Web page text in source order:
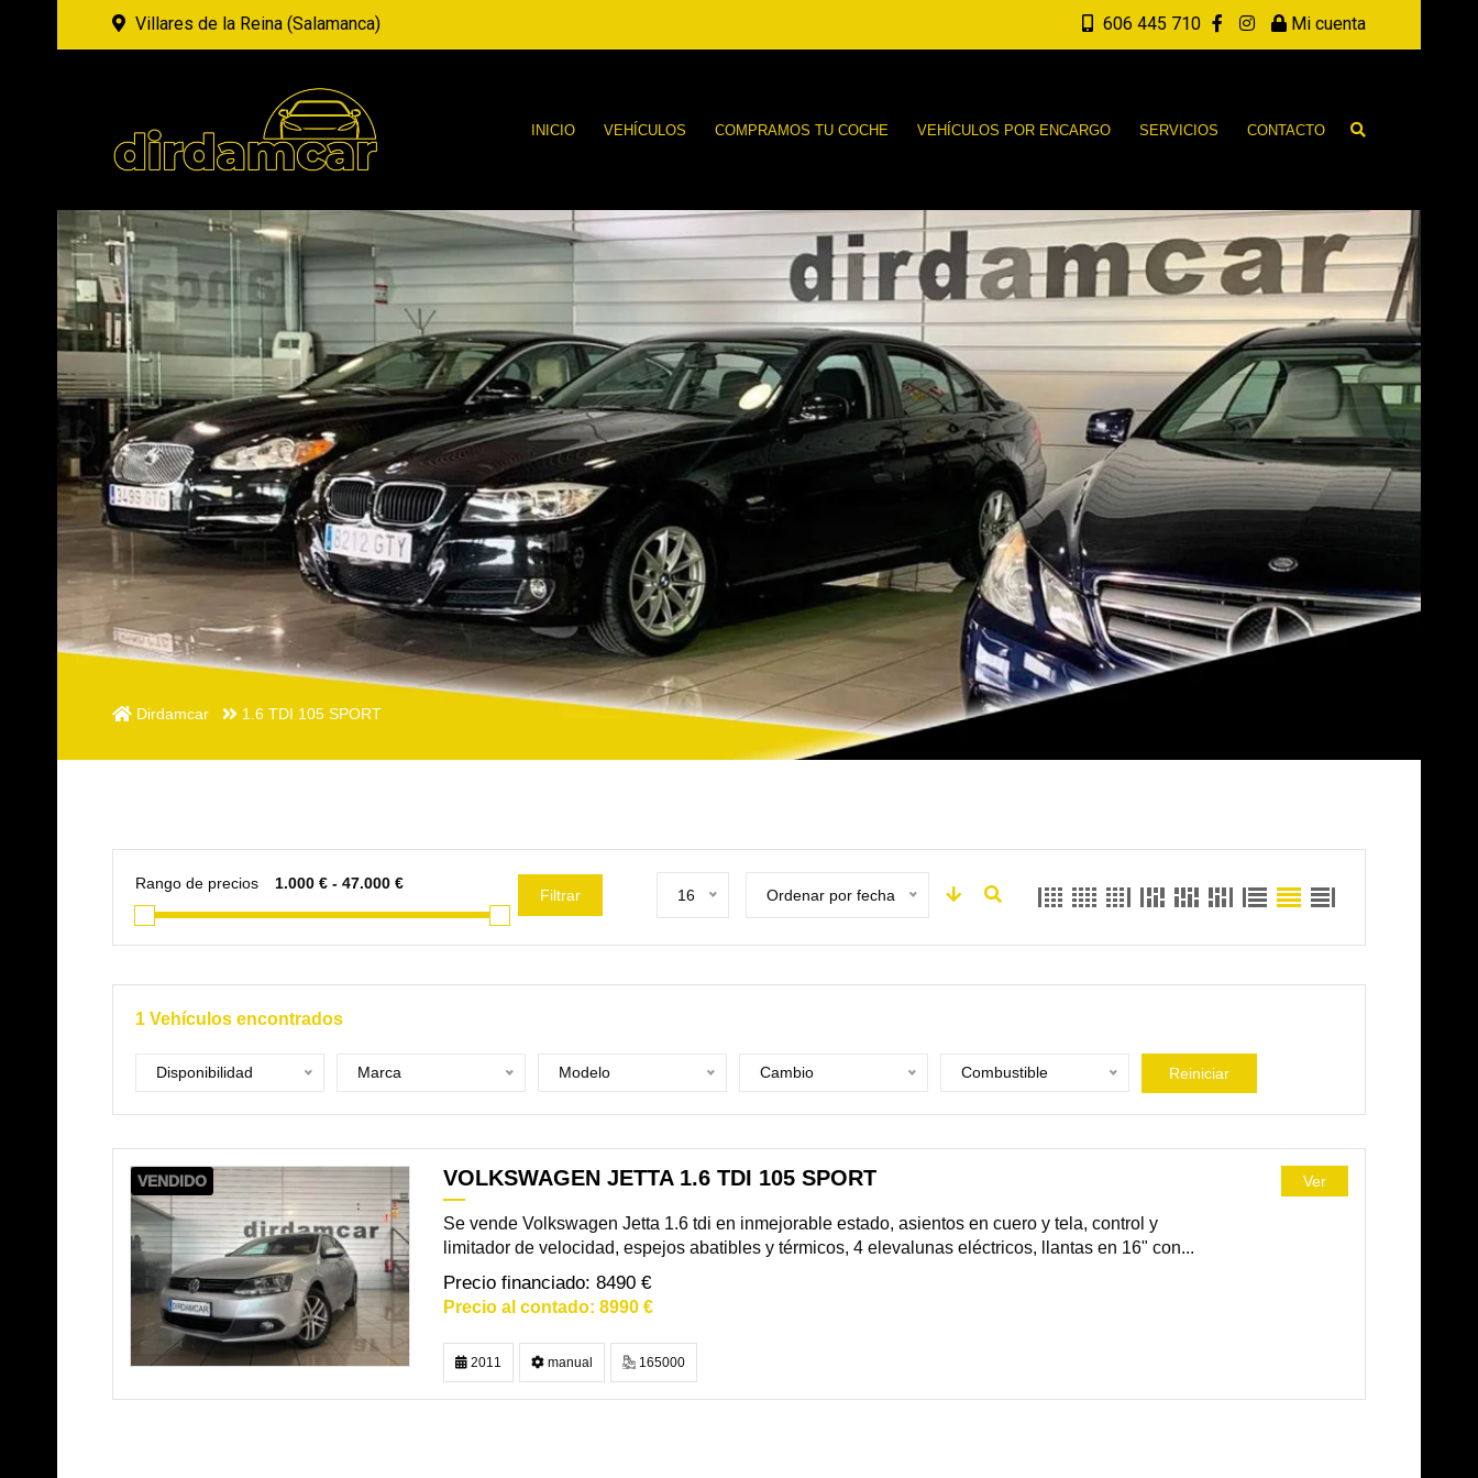
Villares de la Reina (Salamanca) 606 445 710 Mi cuenta
INICIO VEHÍCULOS COMPRAMOS TU COCHE VEHÍCULOS POR ENCARGO SERVICIOS CONTACTO
Dirdamcar 1.6 TDI 105 SPORT
Rango de precios
Filtrar 16 Ordenar por fecha
1 Vehículos encontrados
Disponibilidad Marca Modelo Cambio Combustible Reiniciar
VENDIDO VOLKSWAGEN JETTA 1.6 TDI 105 SPORT
Se vende Volkswagen Jetta 1.6 tdi en inmejorable estado, asientos en cuero y tela, control y
limitador de velocidad, espejos abatibles y térmicos, 4 elevalunas eléctricos, llantas en 16" con...
8490 €
8990 €
Ver
2011 manual 165000